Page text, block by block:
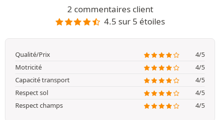
2 commentaires client
4.5 sur 5 étoiles
Qualité/Prix
4/5
Motricité
4/5
Capacité transport
4/5
Respect sol
4/5
Respect champs
4/5